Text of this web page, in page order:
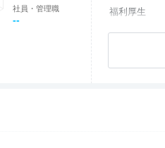
社員・管理職
--
福利厚生
社員・管理職